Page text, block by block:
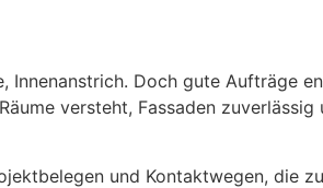
Doch gute Aufträge
versteht, Fassaden
und Kontaktwegen, die